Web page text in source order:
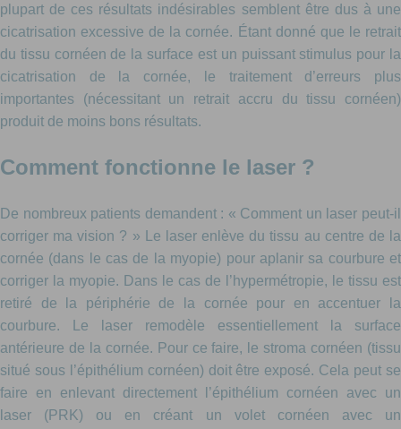
plupart de ces résultats indésirables semblent être dus à une
cicatrisation excessive de la cornée. Étant donné que le retrait
du tissu cornéen de la surface est un puissant stimulus pour la
cicatrisation de la cornée, le traitement d’erreurs plus
importantes (nécessitant un retrait accru du tissu cornéen)
produit de moins bons résultats.
Comment fonctionne le laser ?
De nombreux patients demandent : « Comment un laser peut-il
corriger ma vision ? » Le laser enlève du tissu au centre de la
cornée (dans le cas de la myopie) pour aplanir sa courbure et
corriger la myopie. Dans le cas de l’hypermétropie, le tissu est
retiré de la périphérie de la cornée pour en accentuer la
courbure. Le laser remodèle essentiellement la surface
antérieure de la cornée. Pour ce faire, le stroma cornéen (tissu
situé sous l’épithélium cornéen) doit être exposé. Cela peut se
faire en enlevant directement l’épithélium cornéen avec un
laser (PRK) ou en créant un volet cornéen avec un